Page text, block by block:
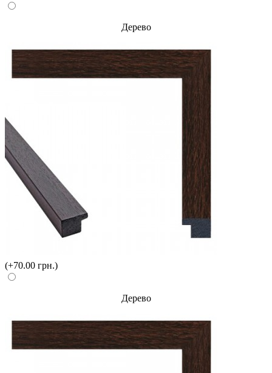
Дерево
(+70.00 грн.)
Дерево